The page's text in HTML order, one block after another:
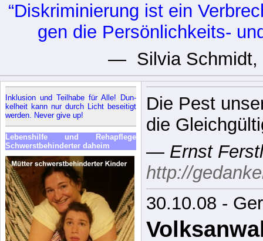
“Dis­kri­mi­nie­rung ist ein
gen die Per­sön­lich­keits-
— Sil­via Schmidt,
In­klu­si­on und Teil­ha­be für Al­le! Dun­
kel­heit kann nur durch Licht be­sei­tigt
wer­den. Ne­ver gi­ve up!
Le­bens­hil­fe und Re­h­a­pfle­ge
Schwerst­be­hin­der­ter da­heim
Die Pest
die
— Ernst Ferstl
http://
30.10.08 -